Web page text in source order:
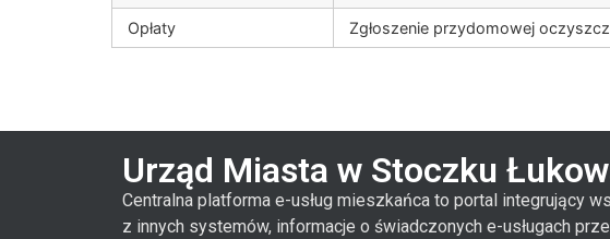
Opłaty Zgłoszenie przydomowej
Urząd Miasta w Stoczku
Centralna platforma e-usług mieszkańca to portal integrujący
z innych systemów, informacje o świadczonych e-usługach